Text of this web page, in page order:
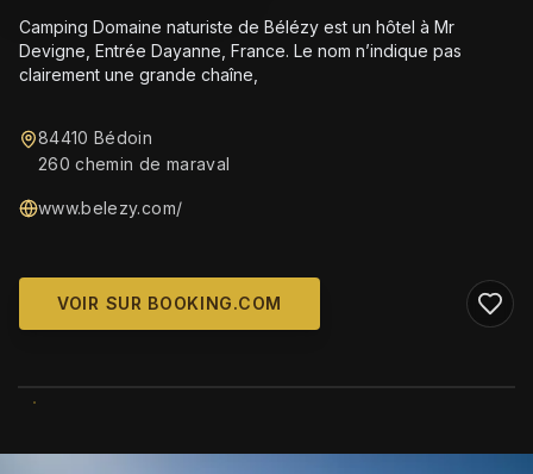
Camping Domaine naturiste de Bélézy est un hôtel à Mr
Devigne, Entrée Dayanne, France. Le nom n’indique pas
clairement une grande chaîne,
84410 Bédoin
260 chemin de maraval
www.belezy.com/
VOIR SUR BOOKING.COM